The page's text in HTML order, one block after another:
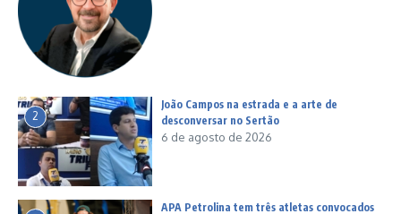
2
João Campos na estrada e a arte de
desconversar no Sertão
6 de agosto de 2026
APA Petrolina tem três atletas convocados